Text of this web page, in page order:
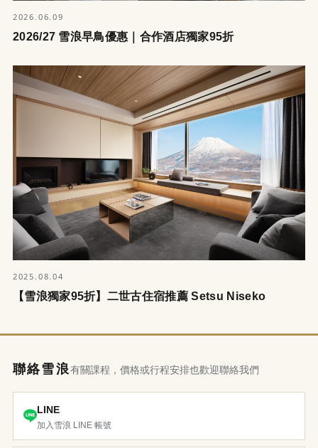
2026.06.09
2026/27 雪浪早鳥優惠｜合作酒店獨家95折
2025.08.04
【雪浪獨家95折】二世古住宿推薦 Setsu Niseko
聯絡雪浪 有關課程，價格或行程安排也歡迎聯絡我們
LINE
加入雪浪 LINE 帳號